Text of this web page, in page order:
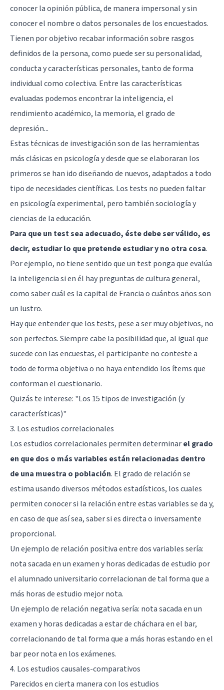
conocer la opinión pública, de manera impersonal y sin
conocer el nombre o datos personales de los encuestados.
Tienen por objetivo recabar información sobre rasgos
definidos de la persona, como puede ser su personalidad,
conducta y características personales, tanto de forma
individual como colectiva. Entre las características
evaluadas podemos encontrar la inteligencia, el
rendimiento académico, la memoria, el grado de
depresión...
Estas técnicas de investigación son de las herramientas
más clásicas en psicología y desde que se elaboraran los
primeros se han ido diseñando de nuevos, adaptados a todo
tipo de necesidades científicas. Los tests no pueden faltar
en psicología experimental, pero también sociología y
ciencias de la educación.
Para que un test sea adecuado, éste debe ser válido, es
decir, estudiar lo que pretende estudiar y no otra cosa.
Por ejemplo, no tiene sentido que un test ponga que evalúa
la inteligencia si en él hay preguntas de cultura general,
como saber cuál es la capital de Francia o cuántos años son
un lustro.
Hay que entender que los tests, pese a ser muy objetivos, no
son perfectos. Siempre cabe la posibilidad que, al igual que
sucede con las encuestas, el participante no conteste a
todo de forma objetiva o no haya entendido los ítems que
conforman el cuestionario.
Quizás te interese: "Los 15 tipos de investigación (y
características)"
3. Los estudios correlacionales
Los estudios correlacionales permiten determinarel grado
en que dos o más variables están relacionadas dentro
de una muestra o población. El grado de relación se
estima usando diversos métodos estadísticos, los cuales
permiten conocer si la relación entre estas variables se da y,
en caso de que así sea, saber si es directa o inversamente
proporcional.
Un ejemplo de relación positiva entre dos variables sería:
nota sacada en un examen y horas dedicadas de estudio por
el alumnado universitario correlacionan de tal forma que a
más horas de estudio mejor nota.
Un ejemplo de relación negativa sería: nota sacada en un
examen y horas dedicadas a estar de cháchara en el bar,
correlacionando de tal forma que a más horas estando en el
bar peor nota en los exámenes.
4. Los estudios causales-comparativos
Parecidos en cierta manera con los estudios